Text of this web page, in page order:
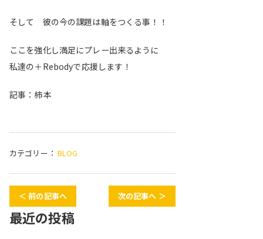
そして 彼の今の課題は軸をつくる事！！
ここを強化し満足にプレー出来るように
私達の＋Rebodyで応援します！
記事：柿本
カテゴリー： BLOG
＜ 前の記事へ 次の記事へ ＞
最近の投稿